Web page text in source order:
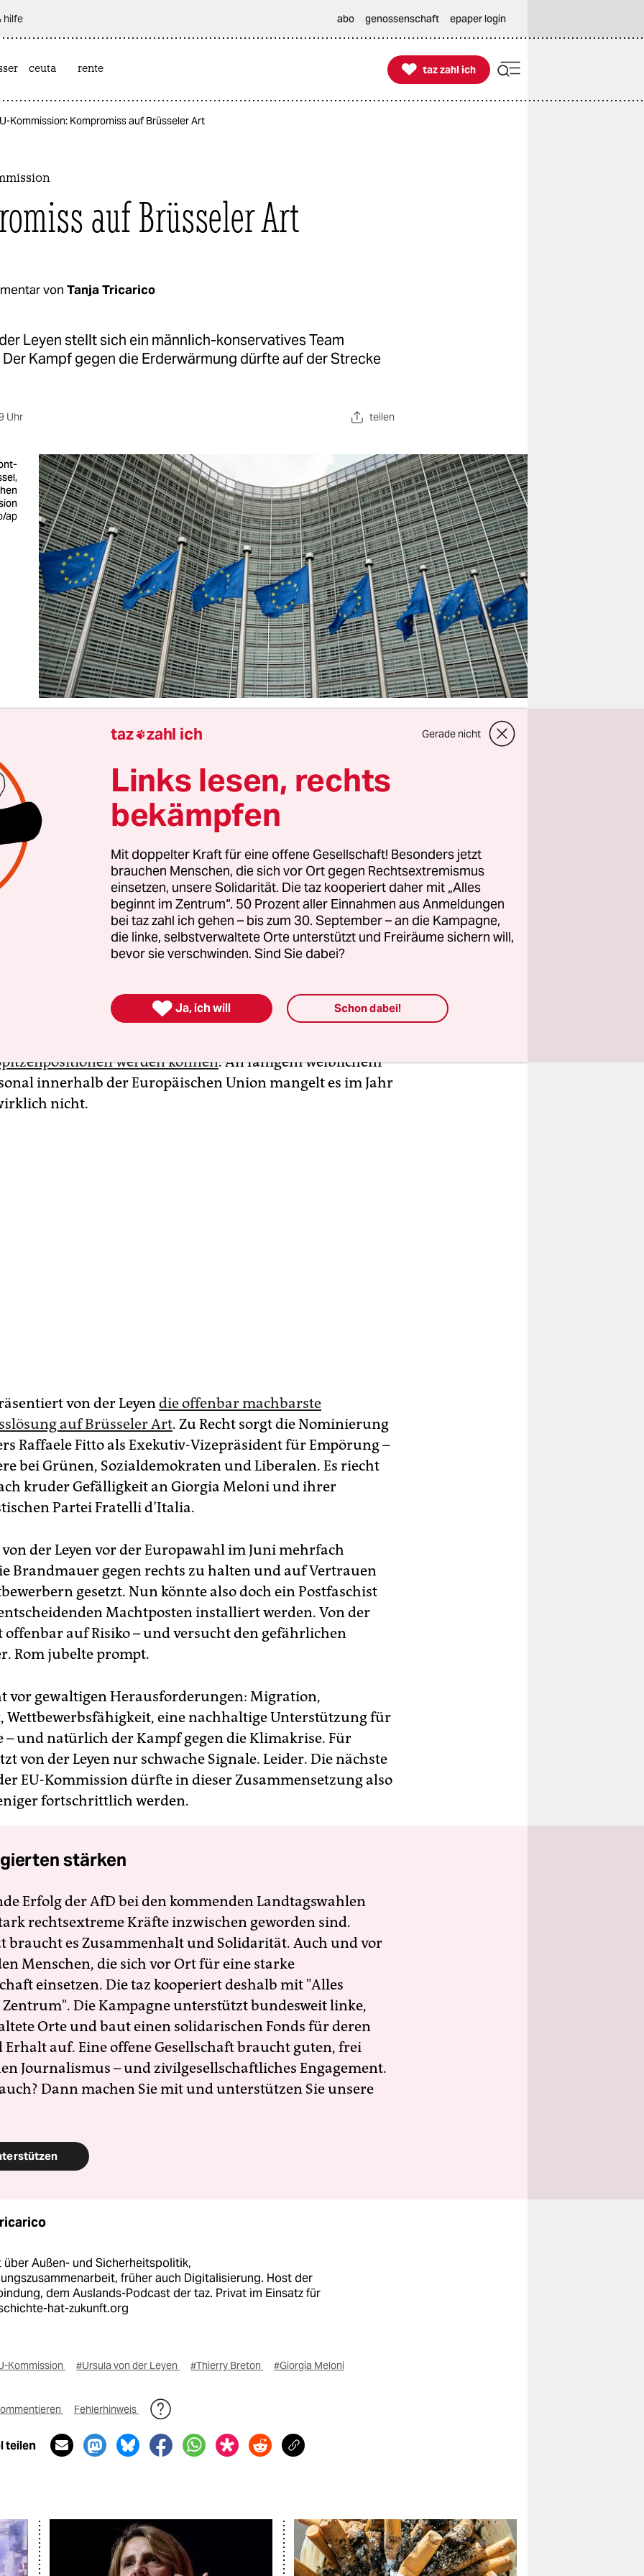
hilfe abo genossenschaft epaper login
ceuta rente 
taz zahl ich
taz zahl ich
Kommission: Kompromiss auf Brüsseler Art
auf Brüsseler Art
von Tanja Tricarico
Leyen stellt sich ein männlich-konservatives Team
Der Kampf gegen die Erderwärmung dürfte auf der Strecke
Uhr teilen
ap
Fehlstart Ursula von der Leyens bei der Besetzung
neuen Teams für die EU-Kommission zu sprechen, ist
euphemistisch. Das Gerangel um die
in den vergangenen Wochen zeigt eindrücklich die
europäischen Projekts und dessen interne
Der überraschende Rücktritt eines
Thierry Breton, der in letzter Sekunde quasi als
von der Leyens hinschmiss, war mehr als peinlich für die
kommt die CDU-Politikerin nun nach Ächzen und
immerhin 40 Prozent. In Sachen Gleichstellung,
werden können. An fähigem weiblichem
innerhalb der Europäischen Union mangelt es im Jahr
nicht.
von der Leyendie offenbar machbarste
auf Brüsseler Art. Zu Recht sorgt die Nominierung
Raffaele Fitto als Exekutiv-Vizepräsident für Empörung –
bei Grünen, Sozialdemokraten und Liberalen. Es riecht
kruder Gefälligkeit an Giorgia Meloni und ihrer
Partei Fratelli d’Italia.
der Leyen vor der Europawahl im Juni mehrfach
Brandmauer gegen rechts zu halten und auf Vertrauen
gesetzt. Nun könnte also doch ein Postfaschist
Machtposten installiert werden. Von der
offenbar auf Risiko – und versucht den gefährlichen
Rom jubelte prompt.
vor gewaltigen Herausforderungen: Migration,
Wettbewerbsfähigkeit, eine nachhaltige Unterstützung für
– und natürlich der Kampf gegen die Klimakrise. Für
von der Leyen nur schwache Signale. Leider. Die nächste
EU-Kommission dürfte in dieser Zusammensetzung also
fortschrittlich werden.
stärken
Erfolg der AfD bei den kommenden Landtagswahlen
rechtsextreme Kräfte inzwischen geworden sind.
braucht es Zusammenhalt und Solidarität. Auch und vor
Menschen, die sich vor Ort für eine starke
einsetzen. Die taz kooperiert deshalb mit "Alles
Die Kampagne unterstützt bundesweit linke,
Orte und baut einen solidarischen Fonds für deren
Erhalt auf. Eine offene Gesellschaft braucht guten, frei
Journalismus – und zivilgesellschaftliches Engagement.
Dann machen Sie mit und unterstützen Sie unsere
über Außen- und Sicherheitspolitik,
früher auch Digitalisierung. Host der
dem Auslands-Podcast der taz. Privat im Einsatz für
hat-zukunft.org
Kommission #Ursula von der Leyen #Thierry Breton #Giorgia Meloni
Fehlerhinweis
teilen
taz zahl ich Gerade nicht
Links lesen, rechts
bekämpfen
Mit doppelter Kraft für eine offene Gesellschaft! Besonders jetzt
brauchen Menschen, die sich vor Ort gegen Rechtsextremismus
einsetzen, unsere Solidarität. Die taz kooperiert daher mit „Alles
beginnt im Zentrum“. 50 Prozent aller Einnahmen aus Anmeldungen
bei taz zahl ich gehen – bis zum 30. September – an die Kampagne,
die linke, selbstverwaltete Orte unterstützt und Freiräume sichern will,
bevor sie verschwinden. Sind Sie dabei?
 Ja, ich will Schon dabei!